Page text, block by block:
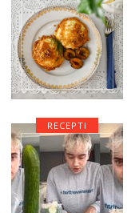
RECEPTI